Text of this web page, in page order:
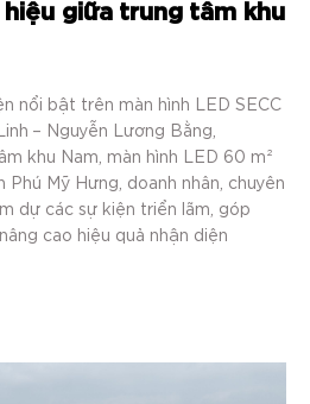
giữa trung tâm khu
nổi bật trên màn hình LED SECC
– Nguyễn Lương Bằng,
khu Nam, màn hình LED 60 m²
Mỹ Hưng, doanh nhân, chuyên
dự các sự kiện triển lãm, góp
cao hiệu quả nhận diện